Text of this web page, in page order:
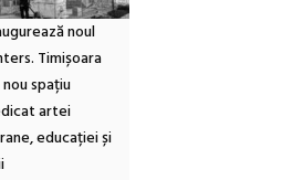
noul
Timișoara
spațiu
artei
educației și